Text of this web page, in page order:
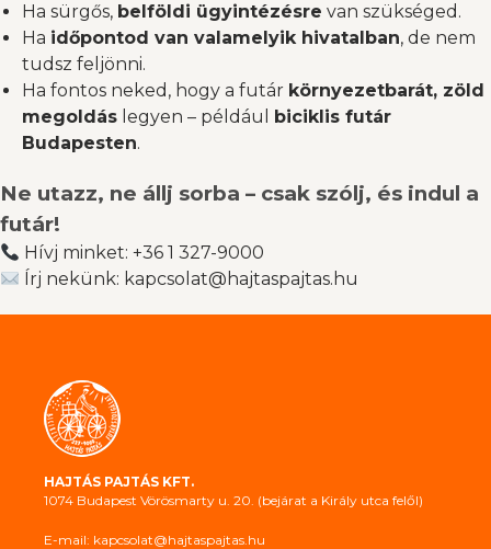
Ha sürgős, belföldi ügyintézésre van szükséged.
Ha időpontod van valamelyik hivatalban, de nem
tudsz feljönni.
Ha fontos neked, hogy a futár környezetbarát, zöld
megoldás legyen – például biciklis futár
Budapesten.
Ne utazz, ne állj sorba – csak szólj, és indul a
futár!
Hívj minket: +36 1 327-9000
Írj nekünk: kapcsolat@hajtaspajtas.hu
HAJTÁS PAJTÁS KFT.
1074 Budapest Vörösmarty u. 20. (bejárat a Király utca felől)
E-mail: kapcsolat@hajtaspajtas.hu